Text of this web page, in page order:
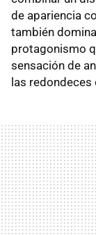
de apariencia
también
protagonismo
sensación de
las